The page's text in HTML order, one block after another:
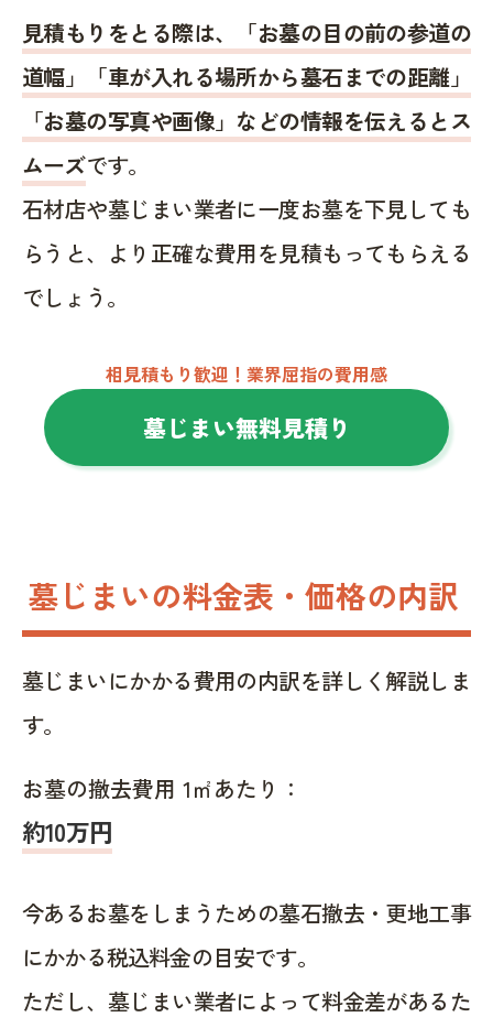
見積もりをとる際は、「お墓の目の前の参道の
道幅」「車が入れる場所から墓石までの距離」
「お墓の写真や画像」などの情報を伝えるとス
ムーズです。
石材店や墓じまい業者に一度お墓を下見しても
らうと、より正確な費用を見積もってもらえる
でしょう。
相見積もり歓迎！業界屈指の費用感
墓じまい無料見積り
墓じまいの料金表・価格の内訳
墓じまいにかかる費用の内訳を詳しく解説しま
す。
お墓の撤去費用 1㎡あたり：
約10万円
今あるお墓をしまうための墓石撤去・更地工事
にかかる税込料金の目安です。
ただし、墓じまい業者によって料金差があるた